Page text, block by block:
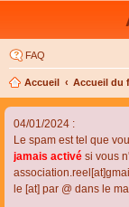
FAQ
Accueil Accueil du
04/01/2024 :
Le spam est tel que
jamais activé si vous
le [at] par @ dans le